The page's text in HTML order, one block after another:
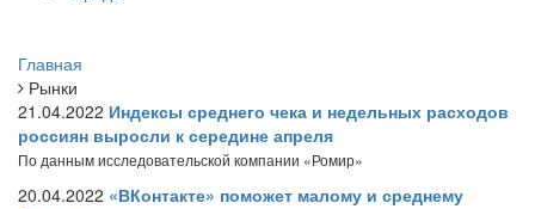
Главная
Рынки
21.04.2022 Индексы среднего чека и недельных расходов
россиян выросли к середине апреля
По данным исследовательской компании «Ромир»
20.04.2022 «ВКонтакте» поможет малому и среднему